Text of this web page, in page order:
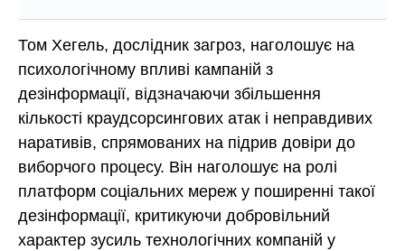
Том Хегель, дослідник загроз, наголошує на
психологічному впливі кампаній з
дезінформації, відзначаючи збільшення
кількості краудсорсингових атак і неправдивих
наративів, спрямованих на підрив довіри до
виборчого процесу. Він наголошує на ролі
платформ соціальних мереж у поширенні такої
дезінформації, критикуючи добровільний
характер зусиль технологічних компаній у